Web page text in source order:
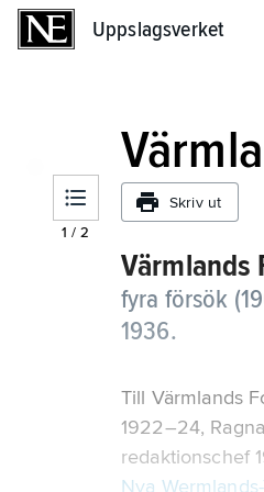
Uppslagsverket
1 /2
Skriv ut
Värmlands
fyra försök
1936.
Till Värmlands
1922–24,
redaktionschef
Nya